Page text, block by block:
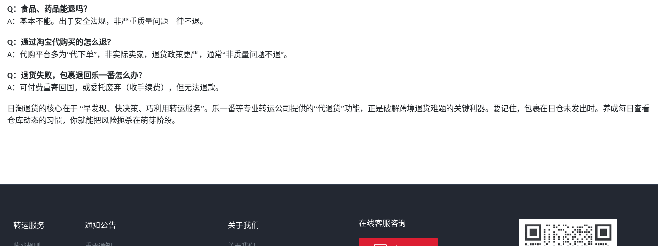
Q：食品、药品能退吗？
A：基本不能。出于安全法规，非严重质量问题一律不退。
Q：通过淘宝代购买的怎么退？
A：代购平台多为“代下单”，非实际卖家，退货政策更严，通常“非质量问题不退”。
Q：退货失败，包裹退回乐一番怎么办？
A：可付费重寄回国，或委托废弃（收手续费），但无法退款。
日淘退货的核心在于 “早发现、快决策、巧利用转运服务”。乐一番等专业转运公司提供的“代退货”功能，正是破解跨境退货难题的关键利器。要记住，包裹在日仓未发出时。养成每日查看
仓库动态的习惯，你就能把风险扼杀在萌芽阶段。
转运服务 通知公告 关于我们 在线客服咨询